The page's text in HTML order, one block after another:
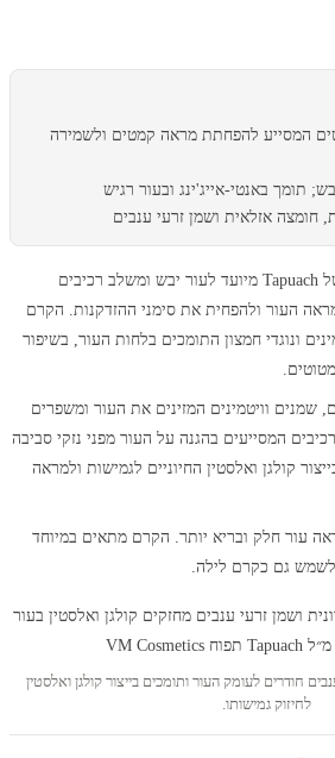
המסייע להפחתת מראה קמטים ולשמירה
תומך באנטי-אייג'ינג ובעור רגיש
חומצה אזלאית ושמן זרעי ענבים
קרם ההזנה וטיפול בקמטים של Tapuach מיועד לעור יבש ומשלב רכיבים
העור ולהפחית את סימני ההזדקנות. הקרם
ונוגדי חמצון התומכים בלחות העור, בשיפור
וויטמינים המזינים את העור ומשפרים
המסייעים בהגנה על העור מפני נזקי סביבה
קולגן ואלסטין החיוניים לגמישות ולמראה
עור חלק ובריא יותר. הקרם מתאים במיוחד
לשמש גם כקרם לילה.
חודרים לעומק העור ותומכים בייצור קולגן ואלסטין
לחיזוק גמישותו.